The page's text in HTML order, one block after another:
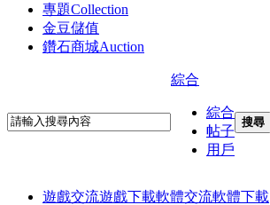
專題Collection
金豆儲值
鑽石商城Auction
綜合
綜合
帖子
用戶
搜尋
遊戲交流遊戲下載軟體交流軟體下載